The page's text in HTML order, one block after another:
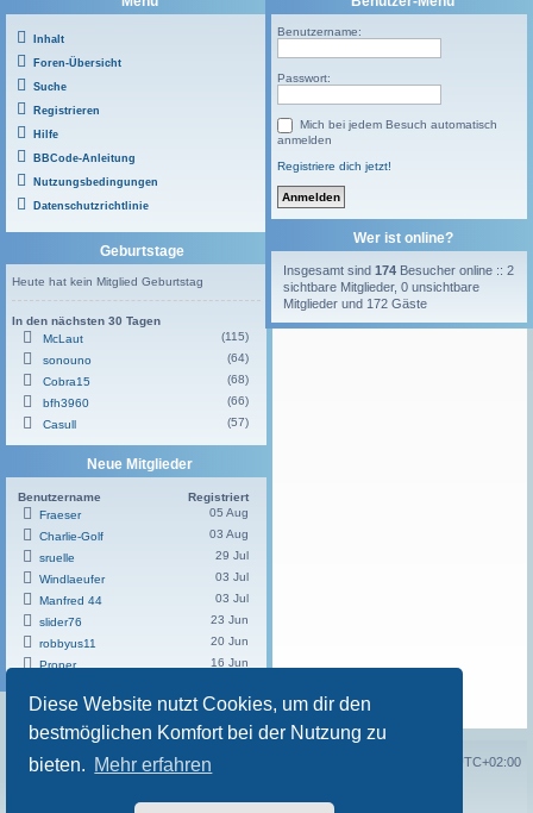
Diese Website nutzt Cookies, um dir den
bestmöglichen Komfort bei der Nutzung zu
bieten. Mehr erfahren
Inhalt
Foren-Übersicht
Suche
Registrieren
Hilfe
BBCode-Anleitung
Nutzungsbedingungen
Datenschutzrichtlinie
Geburtstage
Heute hat kein Mitglied Geburtstag
In den nächsten 30 Tagen
McLaut
(115)
sonouno
(64)
Cobra15
(68)
bfh3960
(66)
Casull
(57)
Neue Mitglieder
Benutzername
Registriert
Fraeser
05 Aug
Charlie-Golf
03 Aug
sruelle
29 Jul
Windlaeufer
03 Jul
Manfred 44
03 Jul
slider76
23 Jun
robbyus11
20 Jun
Proper
16 Jun
Benutzername:
Passwort:
Mich bei jedem Besuch automatisch
anmelden
Registriere dich jetzt!
Wer ist online?
Insgesamt sind174 Besucher online :: 2
sichtbare Mitglieder, 0 unsichtbare
Mitglieder und 172 Gäste
Powered byBoard3 Portal© 2009 - 2023 Board3 Group
Portal Foren-Übersicht UTC+02:00
Powered byphpBB® Forum Software © phpBB Limited